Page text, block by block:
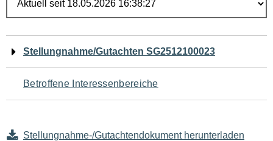
Navigation
für
den
Seiteninhalt
Stellungnahme/Gutachten SG2512100023
Betroffene Interessenbereiche
Stellungnahme-/Gutachtendokument herunterladen